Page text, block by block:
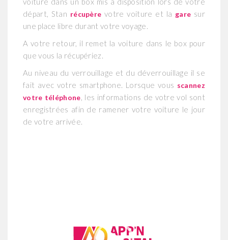
départ, Stan récupère votre voiture et la gare sur
une place libre durant votre voyage.
A votre retour, il remet la voiture dans le box pour
que vous la récupériez.
Au niveau du verrouillage et du déverrouillage il se
fait avec votre smartphone. Lorsque vous scannez
votre téléphone , les informations de votre vol sont
enregistrées afin de ramener votre voiture le jour
de votre arrivée.